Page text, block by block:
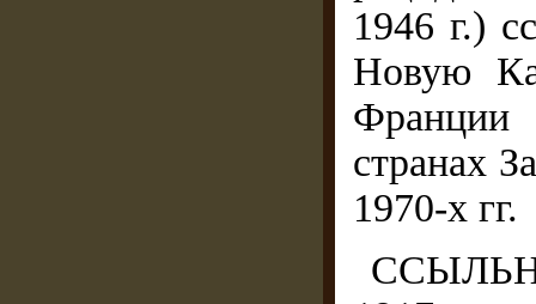
1946 г.)
Новую
Франции
странах
1970-х гг.